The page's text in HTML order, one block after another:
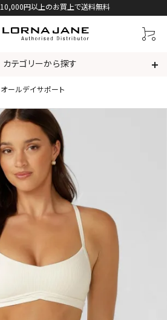
10,000円以上のお買上で送料無料
カテゴリーから探す
新規会員登録
search
オールデイサポート